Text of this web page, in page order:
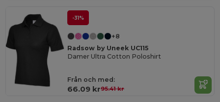
-31%
+8
Radsow by Uneek UC115
Damer Ultra Cotton Poloshirt
Från och med:
66.09 kr95.41 kr